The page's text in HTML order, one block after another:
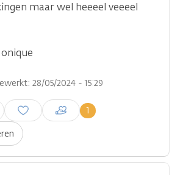
maar wel heeeel veeeel
28/05/2024 - 15:29
1
een reactie te